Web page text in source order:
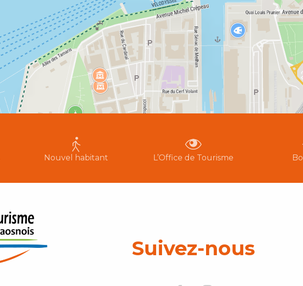
Nouvel habitant L’Office de Tourisme
Suivez-nous